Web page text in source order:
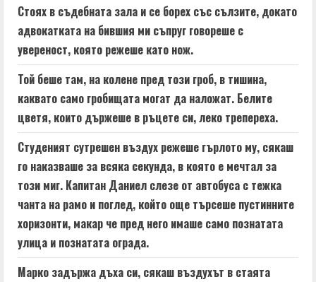
e
R
e
a
d
i
n
g
Стоях в съдебната зала и се борех със сълзите, докато
адвокатката на бившия ми съпруг говореше с
увереност, която режеше като нож.
Той беше там, на колене пред този гроб, в тишина,
каквато само гробищата могат да наложат. Белите
цветя, които държеше в ръцете си, леко трепереха.
Студеният сутрешен въздух режеше гърлото му, сякаш
го наказваше за всяка секунда, в която е мечтал за
този миг. Капитан Даниел слезе от автобуса с тежка
чанта на рамо и поглед, който още търсеше пустинните
хоризонти, макар че пред него имаше само познатата
улица и познатата ограда.
Марко задържа дъха си, сякаш въздухът в стаята